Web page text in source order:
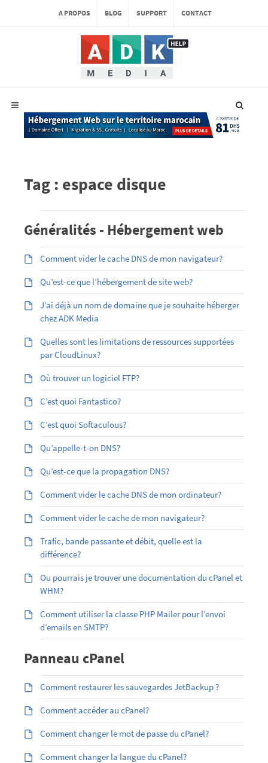
A PROPOS BLOG SUPPORT CONTACT
Tag : espace disque
Généralités - Hébergement web
Comment vider le cache DNS de mon navigateur?
Qu’est-ce que l’hébergement de site web?
J’ai déjà un nom de domaine que je souhaite héberger
chez ADK Media
Quelles sont les limitations de ressources supportées
par CloudLinux?
Où trouver un logiciel FTP?
C’est quoi Fantastico?
C’est quoi Softaculous?
Qu’appelle-t-on DNS?
Qu’est-ce que la propagation DNS?
Comment vider le cache DNS de mon ordinateur?
Comment vider le cache de mon navigateur?
Trafic, bande passante et débit, quelle est la
différence?
Ou pourrais je trouver une documentation du cPanel et
WHM?
Comment utiliser la classe PHP Mailer pour l’envoi
d’emails en SMTP?
Panneau cPanel
Comment restaurer les sauvegardes JetBackup ?
Comment accéder au cPanel?
Comment changer le mot de passe du cPanel?
Comment changer la langue du cPanel?